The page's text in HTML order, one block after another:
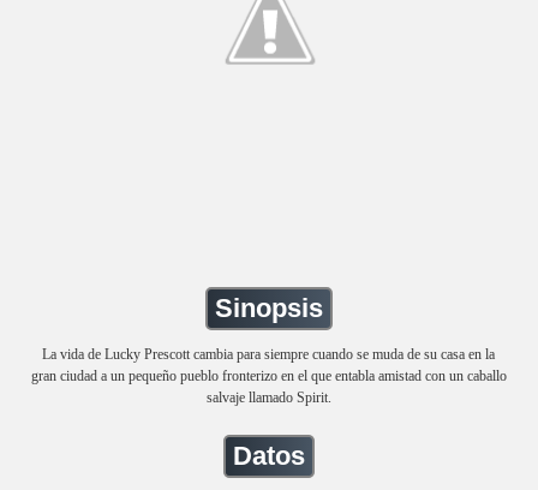
Sinopsis
La vida de Lucky Prescott cambia para siempre cuando se muda de su casa en la
gran ciudad a un pequeño pueblo fronterizo en el que entabla amistad con un caballo
salvaje llamado Spirit.
Datos